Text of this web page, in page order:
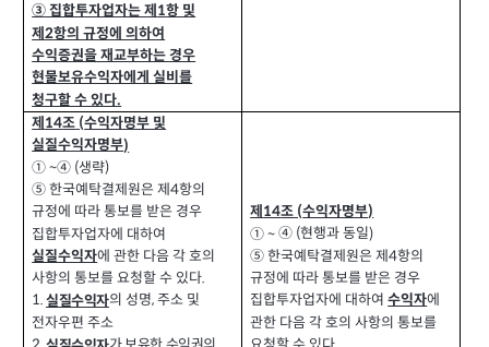
③ 집합투자업자는 제 1항 및
제2항의 규정에 의하여
수익증권을 재교부하는 경우
현물보유수익자에게 실비를
청구할 수 있다.
제 14조 (수익자명부 및
실질수익자명부)
①~④ (생략)
⑤ 한국예탁결제원은 제4항의
규정에 따라 통보를 받은 경우
집합투자업자에 대하여
실질수익자에 관한 다음 각 호의
사항의 통보를 요청할 수 있다.
1.실질수익자의 성명,주소 및
전자우편 주소
제 14조 (수익자명부)
① ~④ (현행과 동일)
⑤ 한국예탁결제원은 제4항의
규정에 따라 통보를 받은 경우
집합투자업자에 대하여수익자에
관한 다음 각 호의 사항의 통보를